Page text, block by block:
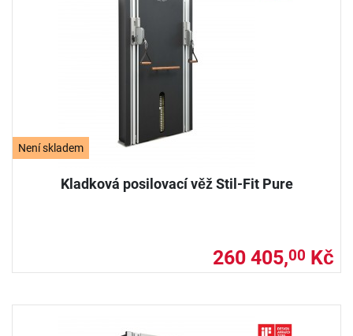
Není skladem
Kladková posilovací věž Stil-Fit Pure
260 405,00 Kč